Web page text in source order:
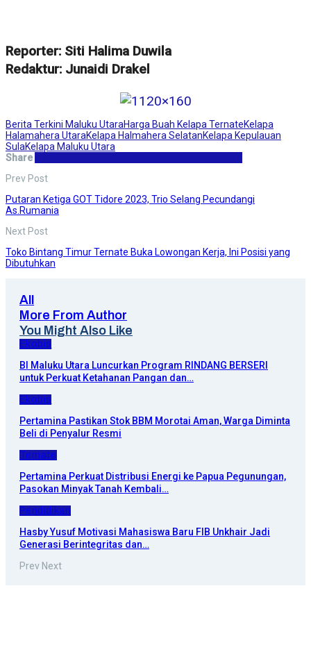
Reporter: Siti Halima Duwila
Redaktur: Junaidi Drakel
Berita Terkini Maluku UtaraHarga Buah Kelapa TernateKelapa
Halamahera UtaraKelapa Halmahera SelatanKelapa Kepulauan
SulaKelapa Maluku Utara
Share
Prev Post
Putaran Ketiga GOT Tidore 2023, Trio Selang Pecundangi
As.Rumania
Next Post
Toko Bintang Timur Ternate Buka Lowongan Kerja, Ini Posisi yang
Dibutuhkan
All
More From Author
You Might Also Like
Ekobis
BI Maluku Utara Luncurkan Program RINDANG BERSERI
untuk Perkuat Ketahanan Pangan dan…
Ekobis
Pertamina Pastikan Stok BBM Morotai Aman, Warga Diminta
Beli di Penyalur Resmi
Ternate
Pertamina Perkuat Distribusi Energi ke Papua Pegunungan,
Pasokan Minyak Tanah Kembali…
Pendidikan
Hasby Yusuf Motivasi Mahasiswa Baru FIB Unkhair Jadi
Generasi Berintegritas dan…
Prev Next